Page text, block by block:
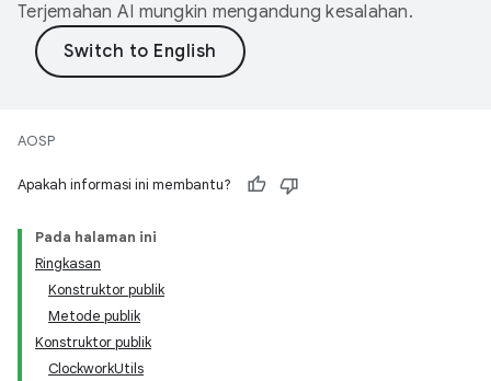
Terjemahan AI mungkin mengandung kesalahan.
AOSP
Apakah informasi ini membantu?
Pada halaman ini
Ringkasan
Konstruktor publik
Metode publik
Konstruktor publik
ClockworkUtils